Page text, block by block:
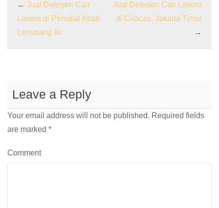
← Jual Deterjen Cair
Lavera di Penukal Abab
Lematang Ilir
Jual Deterjen Cair Lavera
di Ciracas, Jakarta Timur
→
Leave a Reply
Your email address will not be published. Required fields
are marked *
Comment